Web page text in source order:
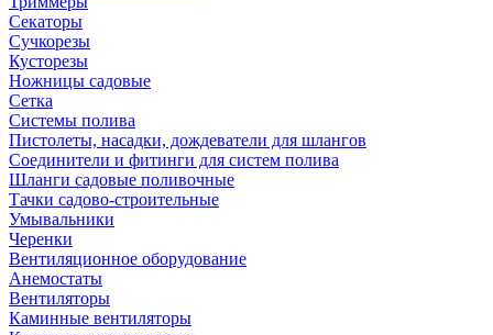
Секаторы
Сучкорезы
Кусторезы
Ножницы садовые
Сетка
Системы полива
Пистолеты, насадки, дождеватели для шлангов
Соединители и фитинги для систем полива
Шланги садовые поливочные
Тачки садово-строительные
Умывальники
Черенки
Вентиляционное оборудование
Анемостаты
Вентиляторы
Каминные вентиляторы